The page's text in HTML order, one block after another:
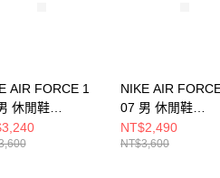
AIR FORCE 1
休閒鞋
NIKE AIR
07 男 休閒鞋
FJ4146122
NT$2,490
NT$3,600